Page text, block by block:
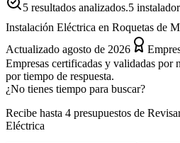
5 resultados analizados.5
Instalación Eléctrica en Roquetas de
Actualizado agosto de 2026
Empresas certificadas y validadas por
por tiempo de respuesta.
¿No tienes tiempo para buscar?
Recibe hasta 4 presupuestos de
Eléctrica